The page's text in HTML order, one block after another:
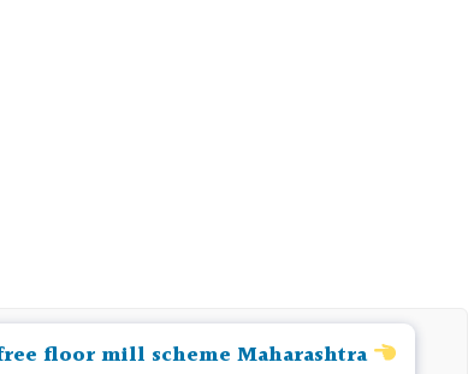
| free floor mill scheme Maharashtra